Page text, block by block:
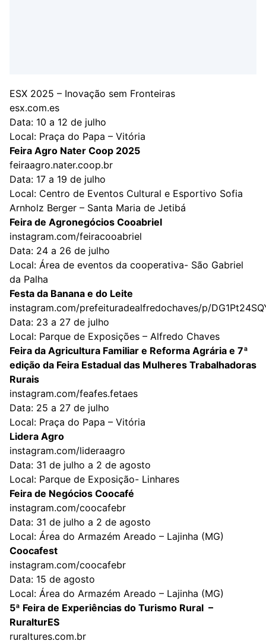
ESX 2025 – Inovação sem Fronteiras
esx.com.es
Data: 10 a 12 de julho
Local: Praça do Papa – Vitória
Feira Agro Nater Coop 2025
feiraagro.nater.coop.br
Data: 17 a 19 de julho
Local: Centro de Eventos Cultural e Esportivo Sofia
Arnholz Berger – Santa Maria de Jetibá
Feira de Agronegócios Cooabriel
instagram.com/feiracooabriel
Data: 24 a 26 de julho
Local: Área de eventos da cooperativa- São Gabriel
da Palha
Festa da Banana e do Leite
instagram.com/prefeituradealfredochaves/p/
Data: 23 a 27 de julho
Local: Parque de Exposições – Alfredo Chaves
Feira da Agricultura Familiar e Reforma Agrária e 7ª
edição da Feira Estadual das Mulheres Trabalhadoras
Rurais
instagram.com/feafes.fetaes
Data: 25 a 27 de julho
Local: Praça do Papa – Vitória
Lidera Agro
instagram.com/lideraagro
Data: 31 de julho a 2 de agosto
Local: Parque de Exposição- Linhares
Feira de Negócios Coocafé
instagram.com/coocafebr
Data: 31 de julho a 2 de agosto
Local: Área do Armazém Areado – Lajinha (MG)
Coocafest
instagram.com/coocafebr
Data: 15 de agosto
Local: Área do Armazém Areado – Lajinha (MG)
5ª Feira de Experiências do Turismo Rural –
RuralturES
ruraltures.com.br